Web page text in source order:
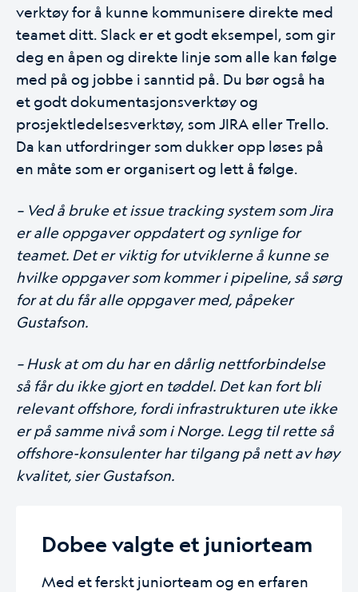
verktøy for å kunne kommunisere direkte med
teamet ditt. Slack er et godt eksempel, som gir
deg en åpen og direkte linje som alle kan følge
med på og jobbe i sanntid på. Du bør også ha
et godt dokumentasjonsverktøy og
prosjektledelsesverktøy, som JIRA eller Trello.
Da kan utfordringer som dukker opp løses på
en måte som er organisert og lett å følge.
– Ved å bruke et issue tracking system som Jira
er alle oppgaver oppdatert og synlige for
teamet. Det er viktig for utviklerne å kunne se
hvilke oppgaver som kommer i pipeline, så sørg
for at du får alle oppgaver med, påpeker
Gustafson.
– Husk at om du har en dårlig nettforbindelse
så får du ikke gjort en tøddel. Det kan fort bli
relevant offshore, fordi infrastrukturen ute ikke
er på samme nivå som i Norge. Legg til rette så
offshore-konsulenter har tilgang på nett av høy
kvalitet, sier Gustafson.
Dobee valgte et juniorteam
Med et ferskt juniorteam og en erfaren